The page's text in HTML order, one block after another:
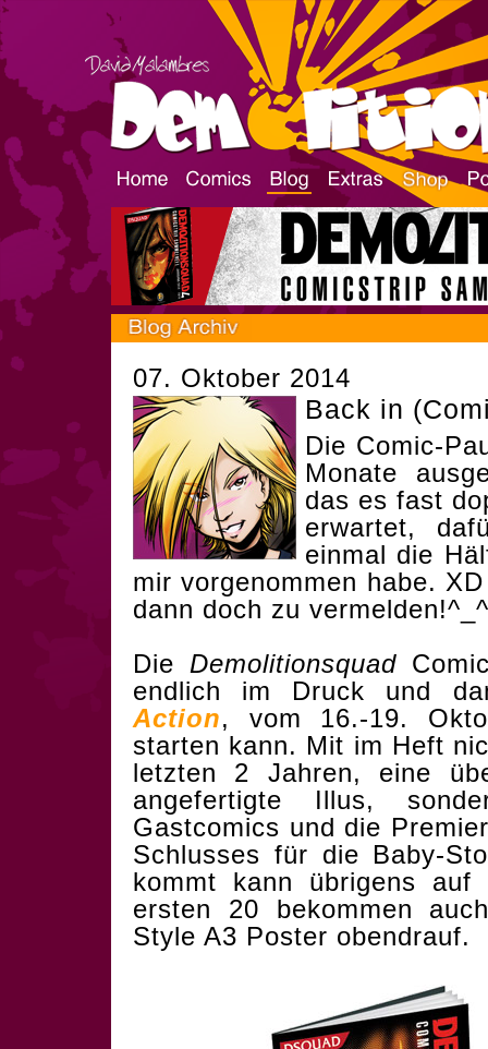
07. Oktober 2014
Back in
Die Comic-
Monate
das es fast
erwartet,
einmal die
mir vorgenommen habe.
dann doch zu vermelden!^_^
Die Demolitionsquad
endlich im Druck und
Action, vom 16.-19.
starten kann. Mit im Heft
letzten 2 Jahren, eine
angefertigte Illus,
Gastcomics und die
Schlusses für die Baby-
kommt kann übrigens auf
ersten 20 bekommen
Style A3 Poster obendrauf.